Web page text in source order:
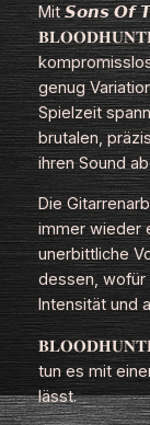
Mit 𝙎𝙤𝙣𝙨 𝙊𝙛
genug
Spielzeit
brutalen,
ihren Sound
Die
immer wieder
unerbittliche
dessen,
Intensität und
tun es mit
lässt.